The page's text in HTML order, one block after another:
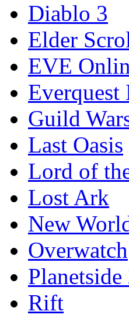
Diablo 3
Elder
EVE
Everquest
Guild
Last Oasis
Lord of
Lost Ark
New
Overwatch
Planetside
Rift